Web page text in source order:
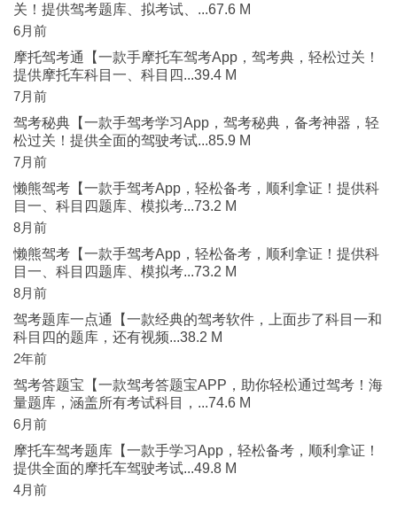
关！提供驾考题库、拟考试、...67.6 M
6月前
摩托驾考通【一款手摩托车驾考App，驾考典，轻松过关！
提供摩托车科目一、科目四...39.4 M
7月前
驾考秘典【一款手驾考学习App，驾考秘典，备考神器，轻
松过关！提供全面的驾驶考试...85.9 M
7月前
懒熊驾考【一款手驾考App，轻松备考，顺利拿证！提供科
目一、科目四题库、模拟考...73.2 M
8月前
懒熊驾考【一款手驾考App，轻松备考，顺利拿证！提供科
目一、科目四题库、模拟考...73.2 M
8月前
驾考题库一点通【一款经典的驾考软件，上面步了科目一和
科目四的题库，还有视频...38.2 M
2年前
驾考答题宝【一款驾考答题宝APP，助你轻松通过驾考！海
量题库，涵盖所有考试科目，...74.6 M
6月前
摩托车驾考题库【一款手学习App，轻松备考，顺利拿证！
提供全面的摩托车驾驶考试...49.8 M
4月前